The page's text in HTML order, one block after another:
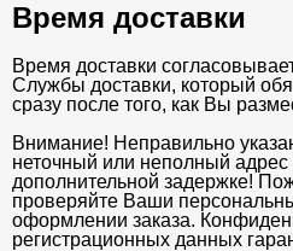
Время доставки
Время доставки
Службы доставки, который
сразу после того, как Вы
Внимание! Неправильно
неточный или неполный адрес
дополнительной задержке!
проверяйте Ваши
оформлении заказа.
регистрационных данных